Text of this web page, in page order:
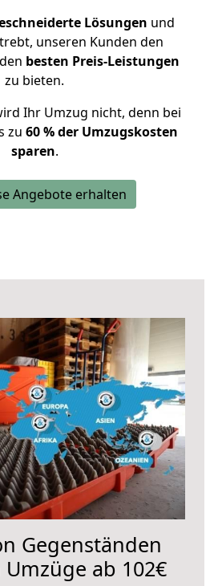
Lösungen und
unseren Kunden den
besten Preis-Leistungen
zu bieten.
Ihr Umzug nicht, denn bei
zu 60 % der Umzugskosten
sparen.
Angebote erhalten
Gegenständen
ab 102€